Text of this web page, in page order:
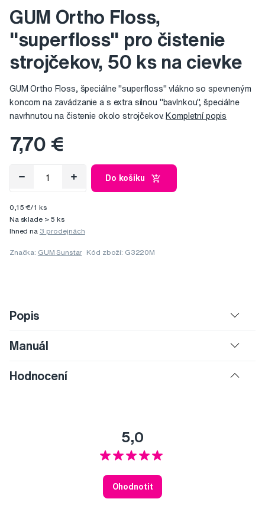
GUM Ortho Floss,
"superfloss" pro čistenie
strojčekov, 50 ks na cievke
GUM Ortho Floss, špeciálne "superfloss" vlákno so spevneným
koncom na zavádzanie a s extra silnou "bavlnkou", špeciálne
navrhnutou na čistenie okolo strojčekov. Kompletní popis
7,70 €
Do košíku
0,15 €/1 ks
Na sklade > 5 ks
Ihned na 3 prodejnách
Značka: GUM Sunstar Kód zboží: G3220M
Popis
Manuál
Hodnocení
5,0
Ohodnotit